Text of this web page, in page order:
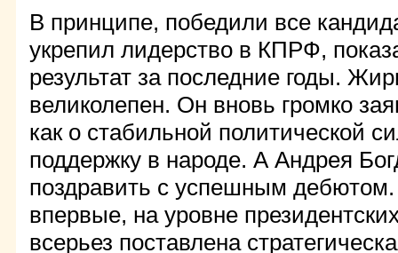
В принципе, победили все
укрепил лидерство в КПРФ,
результат за последние годы.
великолепен. Он вновь громко
как о стабильной политической
поддержку в народе. А Андрея
поздравить с успешным дебютом.
впервые, на уровне
всерьез поставлена